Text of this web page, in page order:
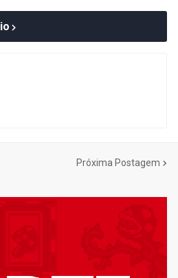
Próxima Postagem